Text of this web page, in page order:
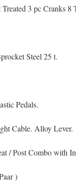
3 pc Cranks 8
Steel 25 t.
Pedals.
Cable. Alloy Lever.
/ Post Combo with
)